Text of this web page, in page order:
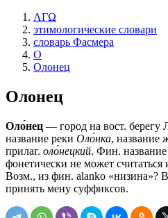
ΛΓΩ
этимологические словари
словарь Фасмера
О
Олонец
Олонец
Оло́нец — город на вост.
название реки Оло́нка, название
прилаг. оло́нецкий. Фин.
фонетически не может считаться
Возм., из фин. alanko «низина»?
принять мену суффиксов.